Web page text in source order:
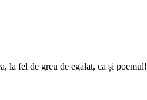
la fel de greu de egalat, ca și poemul!